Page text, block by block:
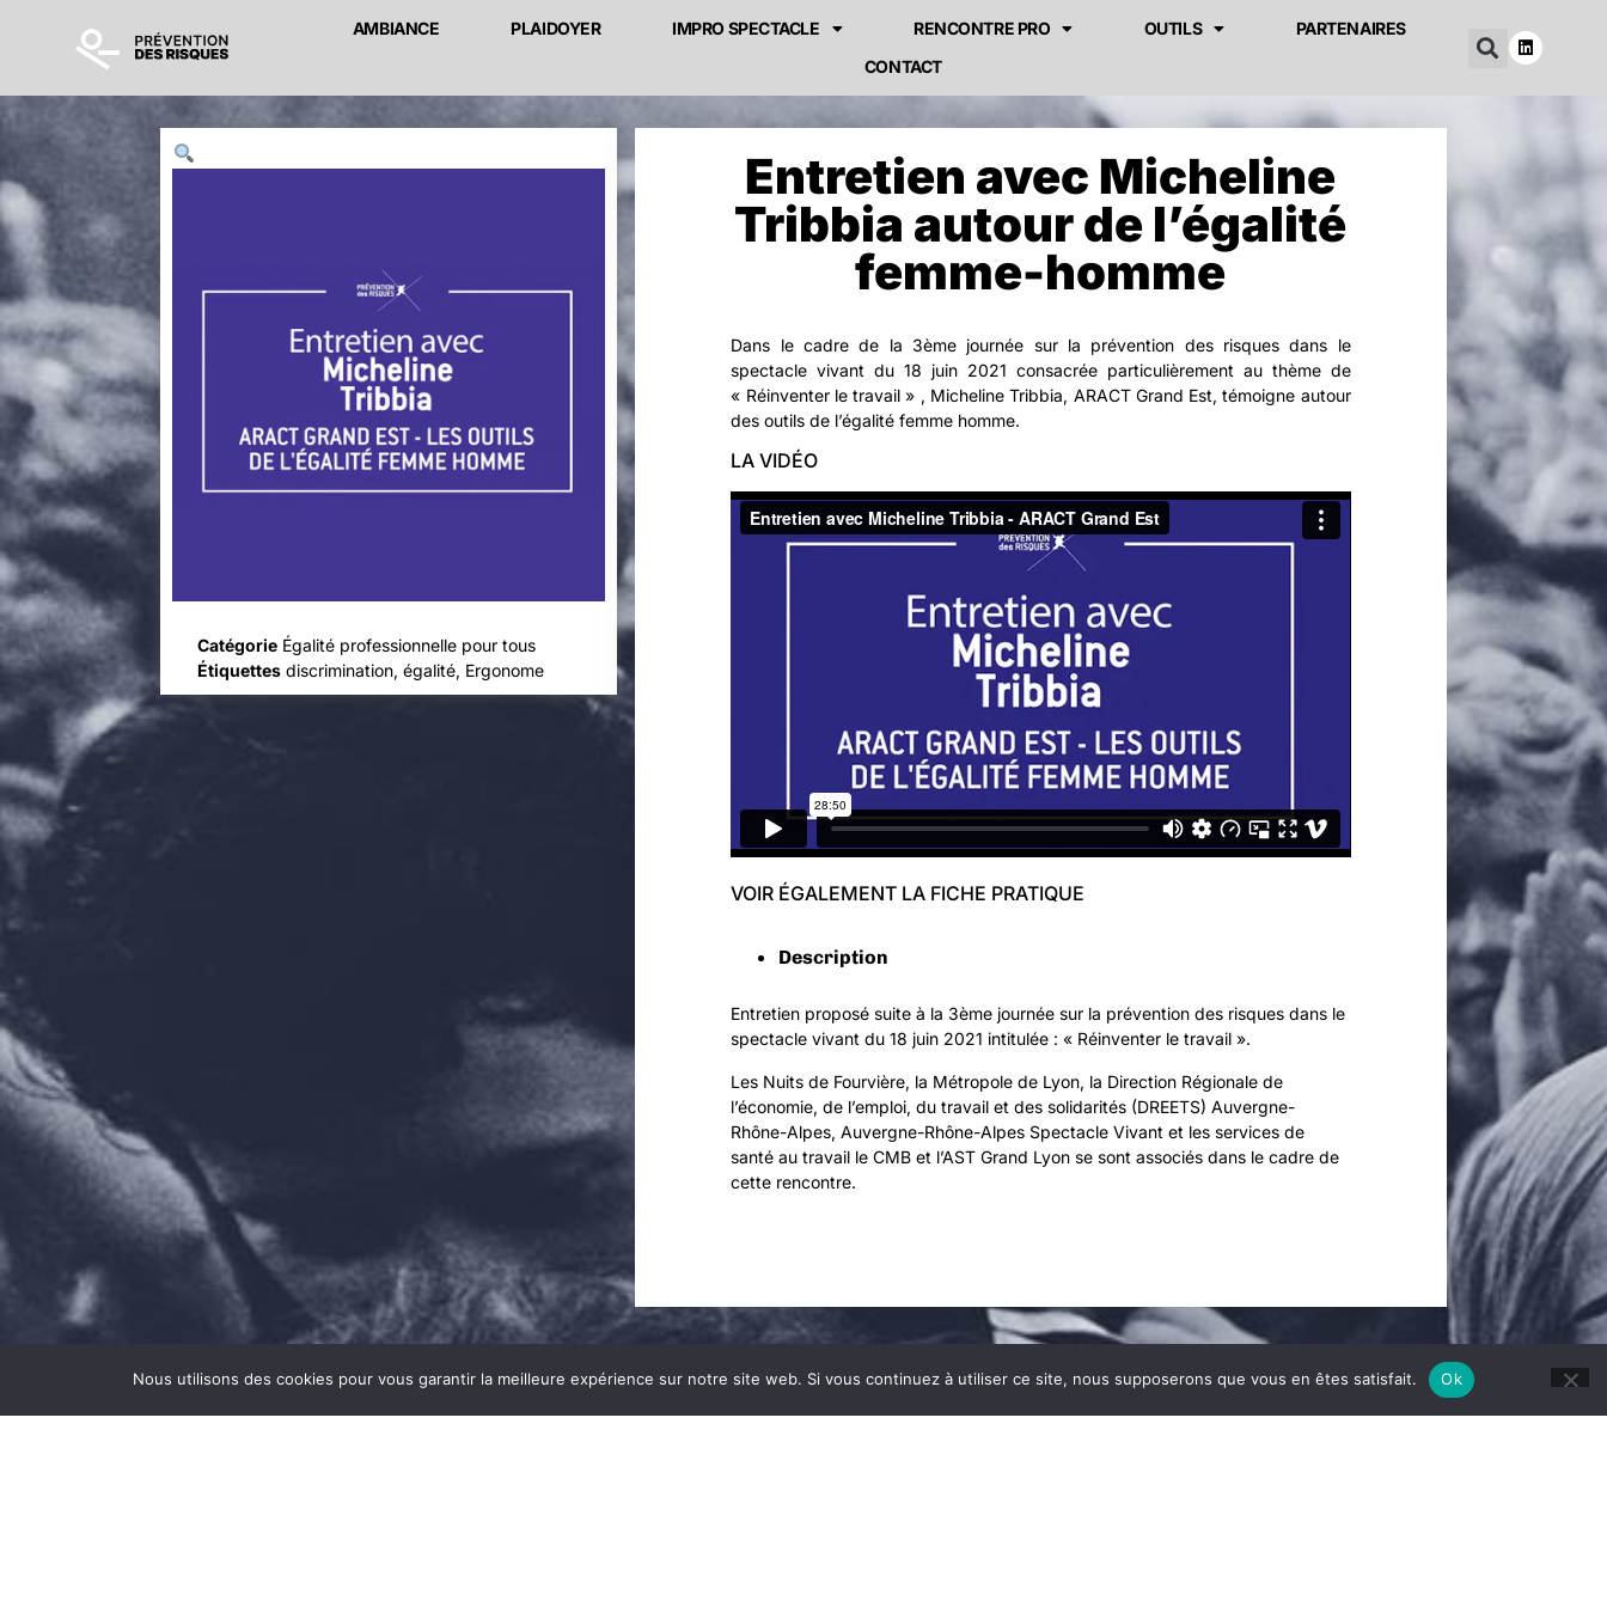
AMBIANCE PLAIDOYER IMPRO SPECTACLE RENCONTRE PRO OUTILS
PARTENAIRES
CONTACT
Catégorie Égalité professionnelle pour tous
Étiquettes discrimination,égalité, Ergonome
Entretien avec Micheline
Tribbia autour de l’égalité
femme-homme
Dans le cadre de la 3ème journée sur la prévention des risques dans le
spectacle vivant du 18 juin 2021 consacrée particulièrement au thème de
« Réinventer le travail » , Micheline Tribbia, ARACT Grand Est, témoigne autour
des outils de l’égalité femme homme.
LA VIDÉO
VOIR ÉGALEMENT LA FICHE PRATIQUE
Description
Entretien proposé suite à la 3ème journée sur la prévention des risques dans le
spectacle vivant du 18 juin 2021 intitulée : « Réinventer le travail ».
Les Nuits de Fourvière, la Métropole de Lyon, la Direction Régionale de
l’économie, de l’emploi, du travail et des solidarités (DREETS) Auvergne-
Rhône-Alpes, Auvergne-Rhône-Alpes Spectacle Vivant et les services de
santé au travail le CMB et l’AST Grand Lyon se sont associés dans le cadre de
cette rencontre.
Nous utilisons des cookies pour vous garantir la meilleure expérience sur notre site web. Si vous continuez à utiliser ce site, nous supposerons que vous en êtes satisfait. Ok